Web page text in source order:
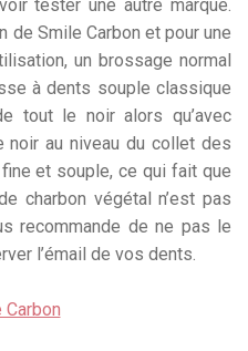
tester une autre marque.
de Smile Carbon et pour une
un brossage normal
à dents souple classique
tout le noir alors qu’avec
noir au niveau du collet des
et souple, ce qui fait que
charbon végétal n’est pas
recommande de ne pas le
l’émail de vos dents.